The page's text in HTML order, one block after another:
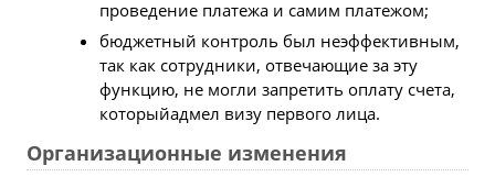
проведение платежа и самим платежом;
бюджетный контроль был неэффективным,
так как сотрудники, отвечающие за эту
функцию, не могли запретить оплату счета,
которыйадмел визу первого лица.
Организационные изменения